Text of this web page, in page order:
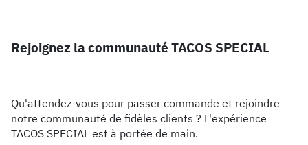
Rejoignez la communauté TACOS SPECIAL
Qu'attendez-vous pour passer commande et rejoindre
notre communauté de fidèles clients ? L'expérience
TACOS SPECIAL est à portée de main.